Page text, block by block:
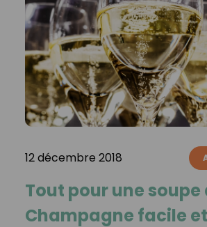
12 décembre 2018
Tout pour une soupe
Champagne facile